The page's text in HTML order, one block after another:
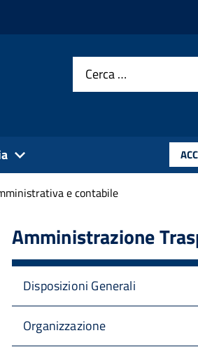
Cerca …
e contabile
Amministrazione
Disposizioni Generali
Organizzazione